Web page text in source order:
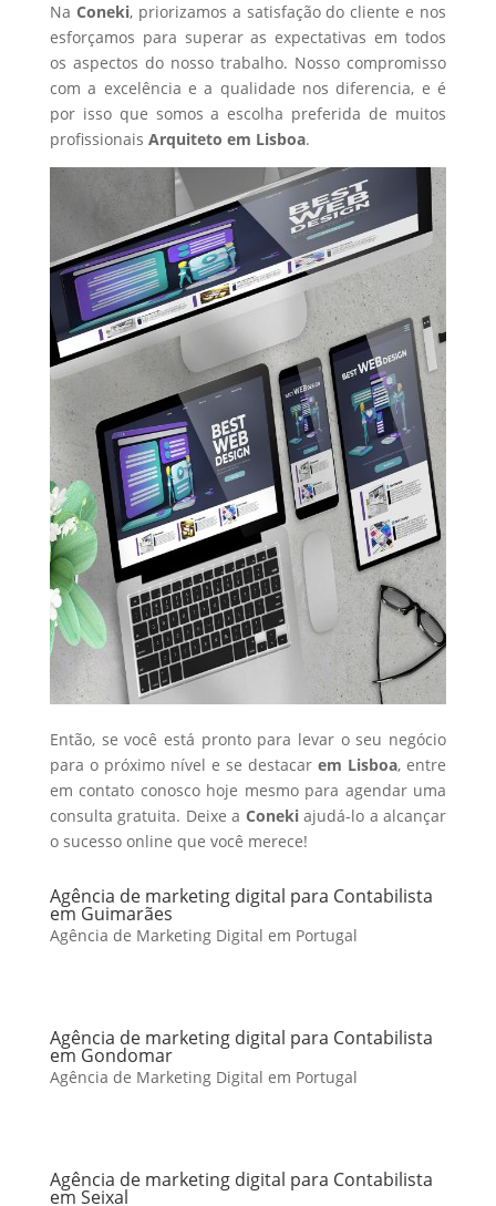
Na Coneki, priorizamos a satisfação do cliente e nos
esforçamos para superar as expectativas em todos
os aspectos do nosso trabalho. Nosso compromisso
com a excelência e a qualidade nos diferencia, e é
por isso que somos a escolha preferida de muitos
profissionais Arquiteto em Lisboa.
Então, se você está pronto para levar o seu negócio
para o próximo nível e se destacarem Lisboa, entre
em contato conosco hoje mesmo para agendar uma
consulta gratuita. Deixe a Conekiajudá-lo a alcançar
o sucesso online que você merece!
Agência de marketing digital para Contabilista
em Guimarães
Agência de Marketing Digital em Portugal
Agência de marketing digital para Contabilista
em Gondomar
Agência de Marketing Digital em Portugal
Agência de marketing digital para Contabilista
em Seixal